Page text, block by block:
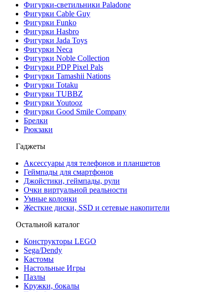
Фигурки-светильники Paladone
Фигурки Cable Guy
Фигурки Funko
Фигурки Hasbro
Фигурки Jada Toys
Фигурки Neca
Фигурки Noble Collection
Фигурки PDP Pixel Pals
Фигурки Tamashii Nations
Фигурки Totaku
Фигурки TUBBZ
Фигурки Youtooz
Фигурки Good Smile Company
Брелки
Рюкзаки
Гаджеты
Аксессуары для телефонов и планшетов
Геймпады для смартфонов
Джойстики, геймпады, рули
Очки виртуальной реальности
Умные колонки
Жесткие диски, SSD и сетевые накопители
Остальной каталог
Конструкторы LEGO
Sega/Dendy
Кастомы
Настольные Игры
Пазлы
Кружки, бокалы